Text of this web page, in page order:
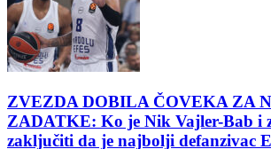
ZVEZDA DOBILA ČOVEKA ZA
ZADATKE: Ko je Nik Vajler-Bab i
zaključiti da je najbolji defanzivac